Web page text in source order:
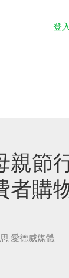
登
親節
者購
·愛德威媒體